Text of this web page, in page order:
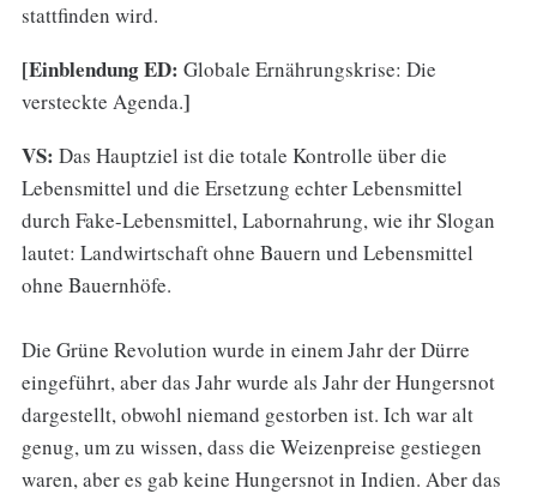
stattfinden wird.
[Einblendung ED: Globale Ernährungskrise: Die
versteckte Agenda.]
VS: Das Hauptziel ist die totale Kontrolle über die
Lebensmittel und die Ersetzung echter Lebensmittel
durch Fake-Lebensmittel, Labornahrung, wie ihr Slogan
lautet: Landwirtschaft ohne Bauern und Lebensmittel
ohne Bauernhöfe.
Die Grüne Revolution wurde in einem Jahr der Dürre
eingeführt, aber das Jahr wurde als Jahr der Hungersnot
dargestellt, obwohl niemand gestorben ist. Ich war alt
genug, um zu wissen, dass die Weizenpreise gestiegen
waren, aber es gab keine Hungersnot in Indien. Aber das